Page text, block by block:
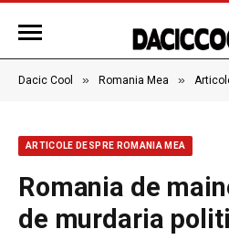
Dacic Cool » Romania Mea »
ARTICOLE DESPRE ROMANIA MEA
Romania de
de murdaria